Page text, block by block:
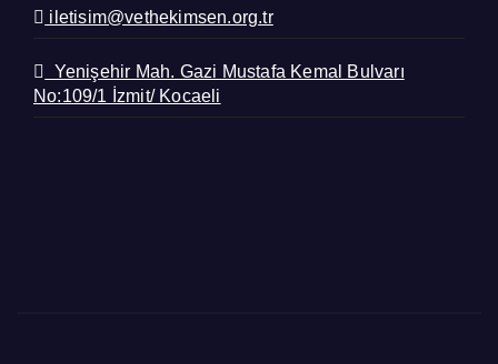
iletisim@vethekimsen.org.tr
Yenişehir Mah. Gazi Mustafa Kemal Bulvarı
No:109/1 İzmit/ Kocaeli